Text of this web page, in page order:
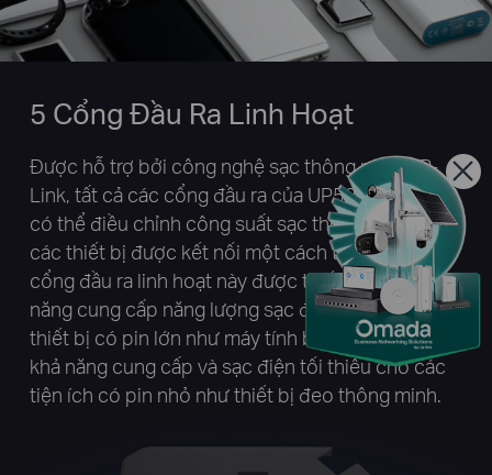
5 Cổng Đầu Ra Linh Hoạt
Được hỗ trợ bởi công nghệ sạc thông minh TP-
Link, tất cả các cổng đầu ra của UP525 và UP540
có thể điều chỉnh công suất sạc thông minh theo
các thiết bị được kết nối một cách tự động. Các
cổng đầu ra linh hoạt này được thiết kế để có khả
năng cung cấp năng lượng sạc đầy đủ cho các
thiết bị có pin lớn như máy tính bảng và cũng có
khả năng cung cấp và sạc điện tối thiểu cho các
tiện ích có pin nhỏ như thiết bị đeo thông minh.